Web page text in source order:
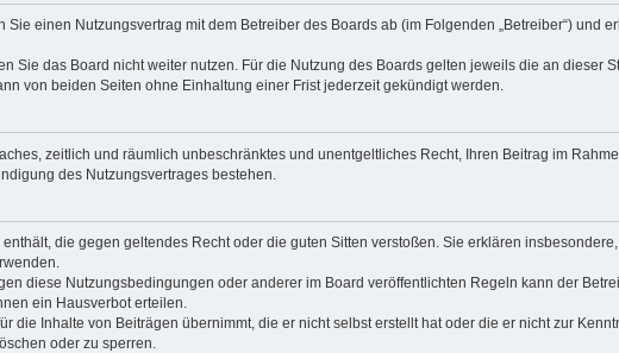
Sie einen Nutzungsvertrag mit dem Betreiber des Boards ab (im Folgenden „Betreiber“) und
Sie das Board nicht weiter nutzen. Für die Nutzung des Boards gelten jeweils die an dieser
von beiden Seiten ohne Einhaltung einer Frist jederzeit gekündigt werden.
zeitlich und räumlich unbeschränktes und unentgeltliches Recht, Ihren Beitrag im
des Nutzungsvertrages bestehen.
die gegen geltendes Recht oder die guten Sitten verstoßen. Sie erklären
diese Nutzungsbedingungen oder anderer im Board veröffentlichten Regeln kann der
ein Hausverbot erteilen.
die Inhalte von Beiträgen übernimmt, die er nicht selbst erstellt hat oder die er nicht zur
oder zu sperren.